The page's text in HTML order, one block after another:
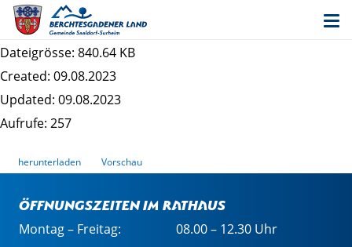
Entwurf 20. Änderung des Bebauungsplans
"Obersurheim" - Begründung
Dateigrösse: 840.64 KB
Created: 09.08.2023
Updated: 09.08.2023
Aufrufe: 257
herunterladen Vorschau
Öffnungszeiten im Rathaus
Montag – Freitag:
08.00 – 12.30 Uhr